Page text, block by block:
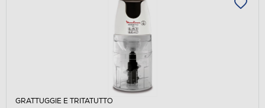
GRATTUGGIE E TRITATUTTO